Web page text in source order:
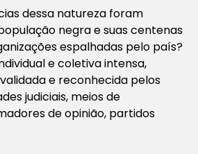
dessa natureza foram
negra e suas centenas
espalhadas pelo país?
e coletiva intensa,
e reconhecida pelos
judiciais, meios de
de opinião, partidos